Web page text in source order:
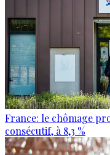
France: le chômage
consécutif, à 8,3 %